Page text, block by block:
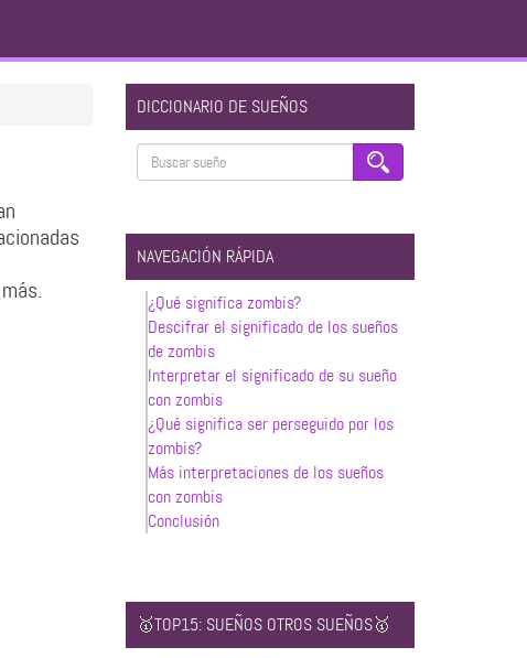
DICCIONARIO DE SUEÑOS
NAVEGACIÓN RÁPIDA
¿Qué significa zombis?
Descifrar el significado de los sueños
de zombis
Interpretar el significado de su sueño
con zombis
¿Qué significa ser perseguido por los
zombis?
Más interpretaciones de los sueños
con zombis
Conclusión
🥇TOP15: SUEÑOS OTROS SUEÑOS🥇